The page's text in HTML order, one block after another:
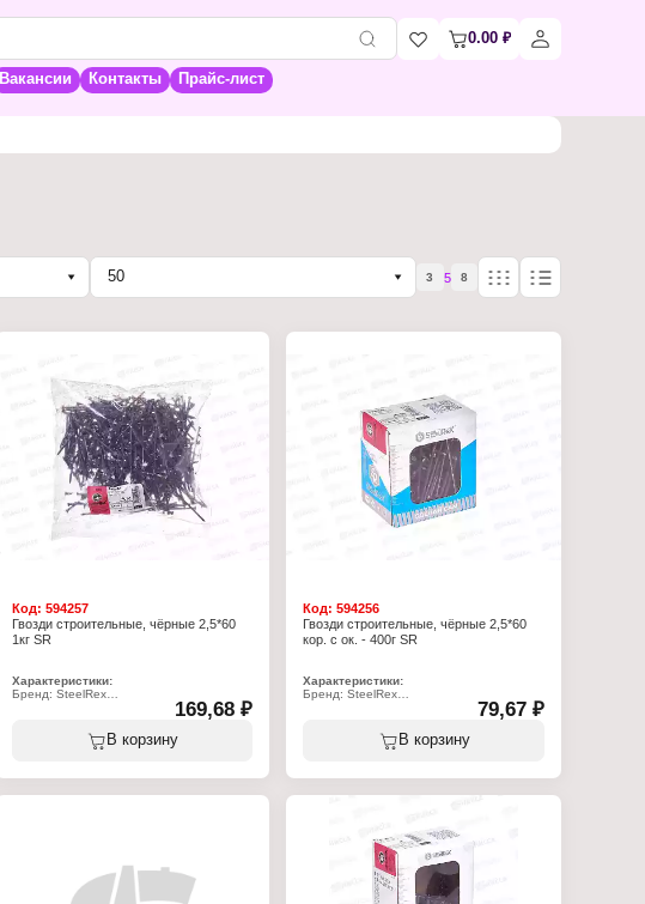
0.00 ₽
Вакансии Контакты Прайс-лист
50 3 5 8
Код: 594257
Гвозди строительные, чёрные 2,5*60
1кг SR
Характеристики:
Бренд: SteelRex
Длина, мм: 60
Диаметр, мм: 2,5
Упаковка: в пакете
169,68 ₽
В корзину
Код:594256
Гвозди строительные, чёрные 2,5*60
кор. с ок. - 400г SR
Характеристики:
Бренд: SteelRex
Длина, мм: 60
Диаметр, мм: 2,5
Упаковка: в коробке
79,67 ₽
В корзину